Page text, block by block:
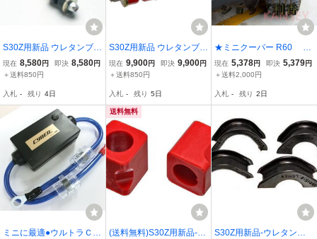
S30Z用新品 ウレタンブッ
シュ スタビライザー エン
ドリンク 黒 Energy Susp
通 スタビリンク/フェアレ
ディZ/240Z
現在 8,580円 即決 8,580円
＋送料850円
入札 - 残り 4日
S30Z用新品 ウレタンブッ
シュ スタビライザー エン
ドリンク 赤 Energy Susp
通 スタビリンク/フェアレ
ディZ/240Z
現在 9,900円 即決 9,900円
＋送料850円
入札 - 残り 5日
★ミニクーパー R60 R
61 R56 R57 R58 R59 マ
ッドガード フロント リア
現在 5,378円 即決 5,379円
＋送料2,000円
入札 - 残り 2日
ミニに最適●ウルトラＣ-
送料無料
(送料無料)S30Z用新品-ウ
S30Z用新品-ウレタンブ